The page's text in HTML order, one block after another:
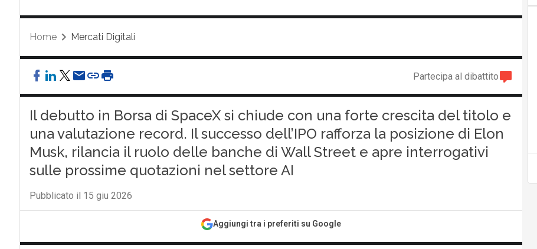
Home Mercati Digitali
Partecipa al dibattito
Il debutto in Borsa di SpaceX si chiude con una forte crescita del titolo e
una valutazione record. Il successo dell’IPO rafforza la posizione di Elon
Musk, rilancia il ruolo delle banche di Wall Street e apre interrogativi
sulle prossime quotazioni nel settore AI
Pubblicato il 15 giu 2026
Aggiungi tra i preferiti su Google